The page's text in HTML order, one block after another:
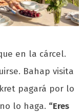
en la cárcel.
Bahap visita
pagará por lo
lo haga. “Eres